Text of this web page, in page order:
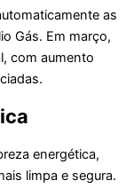
as
Gás. Em março,
com aumento
energética,
limpa e segura.